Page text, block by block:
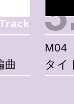
Track
曲
M04
タイ